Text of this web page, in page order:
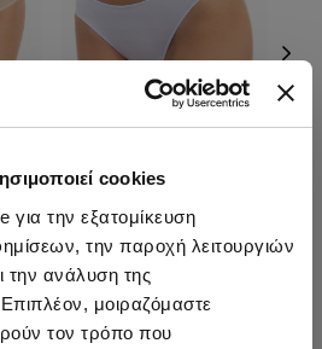
cookies
για την εξατομίκευση
την παροχή λειτουργιών
την ανάλυση της
μοιραζόμαστε
τον τρόπο που
Cotton Touch Βαμβακερό
Γυναικείο Brazil Σλιπ 2τμχ
14,30 €